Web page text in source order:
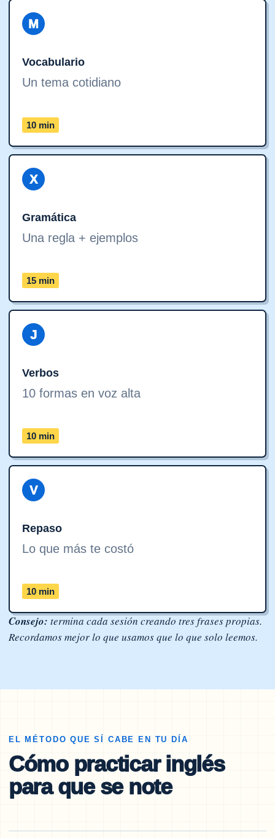
M
Vocabulario
Un tema cotidiano
10 min
X
Gramática
Una regla + ejemplos
15 min
J
Verbos
10 formas en voz alta
10 min
V
Repaso
Lo que más te costó
10 min
Consejo: termina cada sesión creando tres frases propias.
Recordamos mejor lo que usamos que lo que solo leemos.
EL MÉTODO QUE SÍ CABE EN TU DÍA
Cómo practicar inglés
para que se note